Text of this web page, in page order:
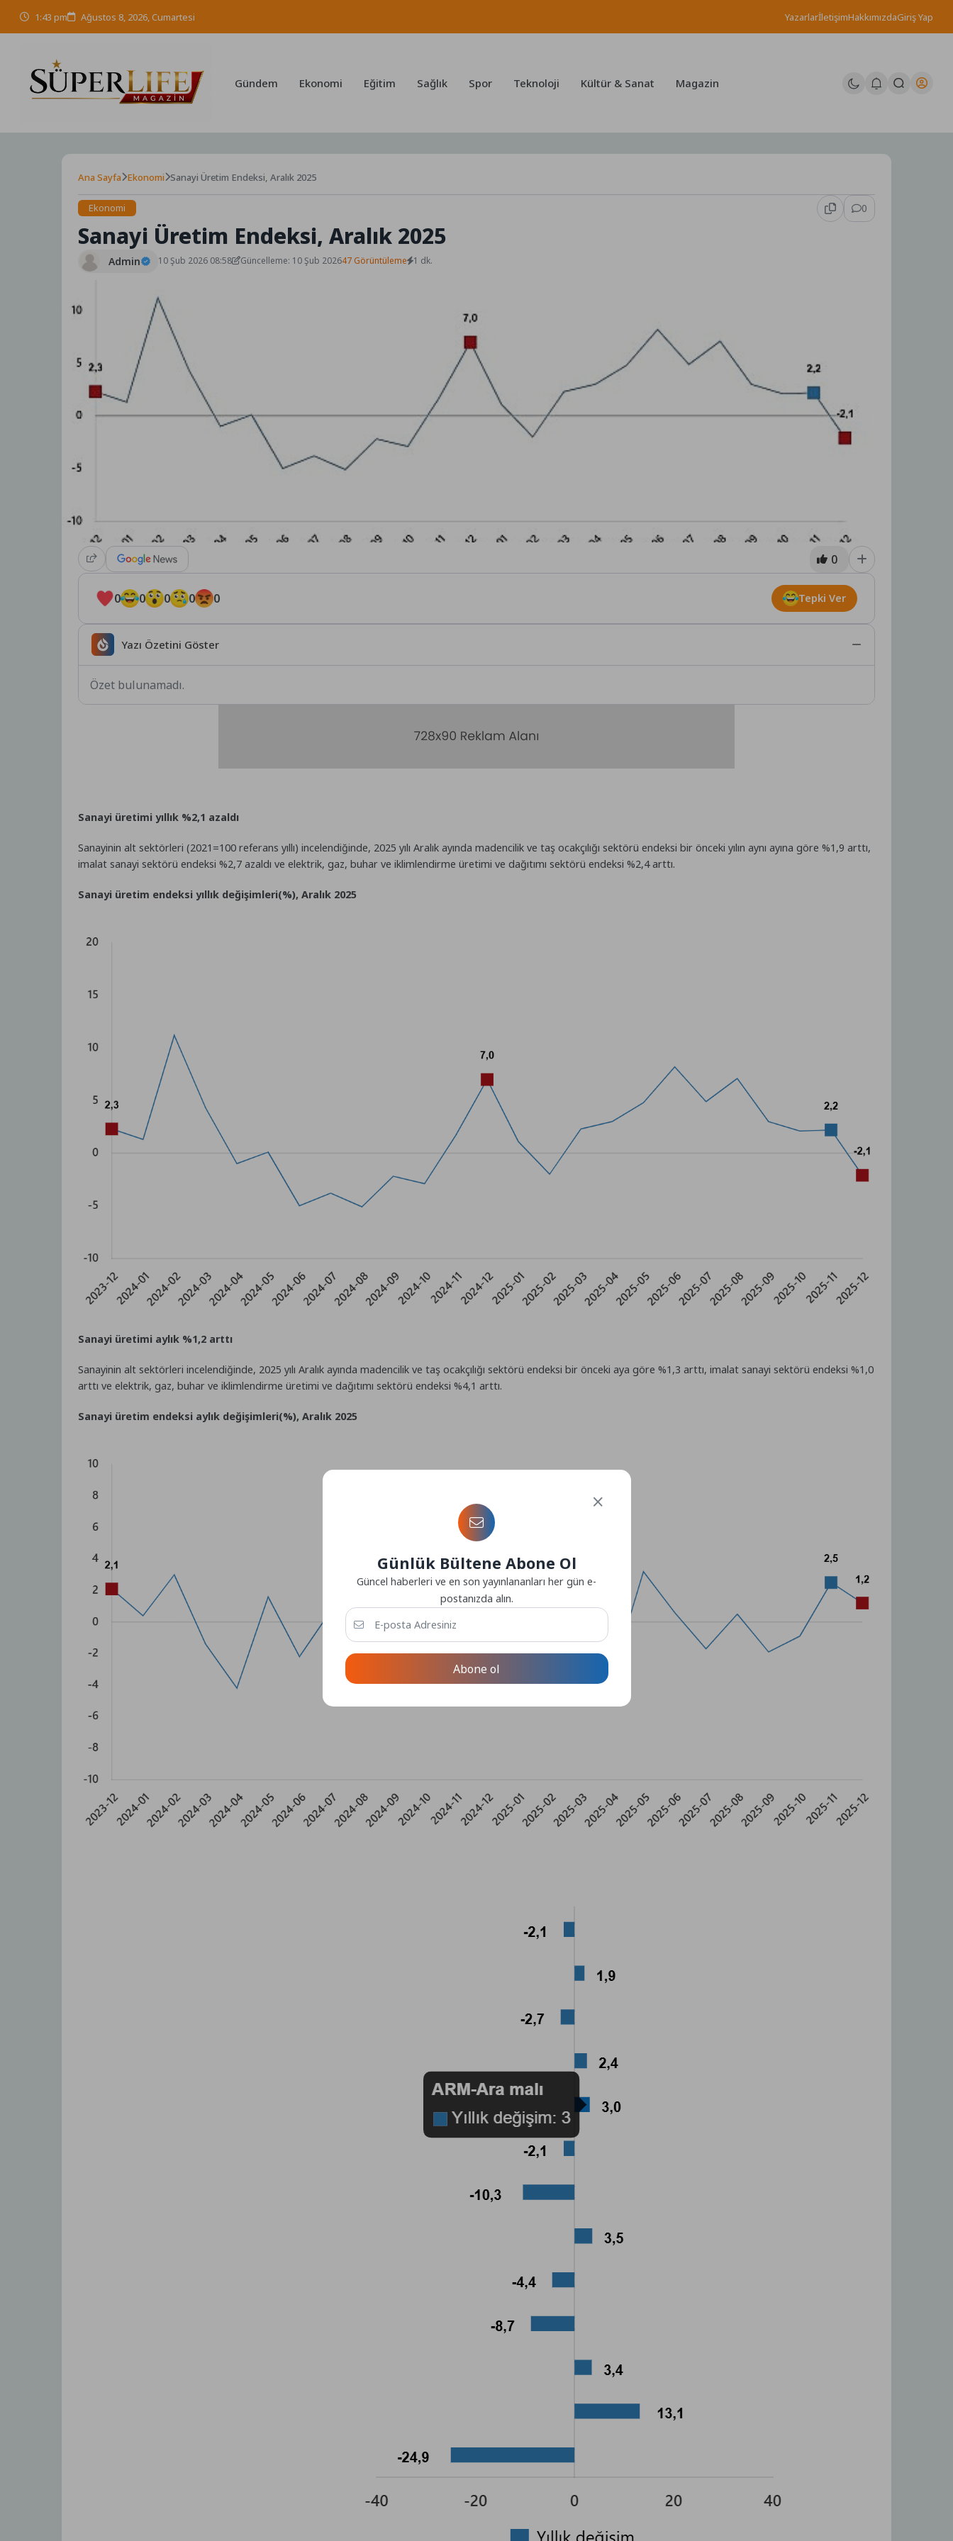
content
1:43 pm Ağustos 8, 2026, Cumartesi YazarlarİletişimHakkımızdaGiriş Yap
Gündem Ekonomi Eğitim Sağlık Spor Teknoloji Kültür & Sanat Magazin
Ana Sayfa Ekonomi Sanayi Üretim Endeksi, Aralık 2025
Ekonomi 0
Sanayi Üretim Endeksi, Aralık 2025
Admin 10 Şub 2026 08:58 Güncelleme: 10 Şub 202647 Görüntüleme 1 dk.
0
0 0 0 0 0 Tepki Ver
Yazı Özetini Göster
Özet bulunamadı.
Sanayi üretimi yıllık %2,1 azaldı
Sanayinin alt sektörleri (2021=100 referans yıllı) incelendiğinde, 2025 yılı Aralık ayında madencilik ve taş ocakçılığı sektörü endeksi bir önceki yılın aynı ayına göre %1,9 arttı,
imalat sanayi sektörü endeksi %2,7 azaldı ve elektrik, gaz, buhar ve iklimlendirme üretimi ve dağıtımı sektörü endeksi %2,4 arttı.
Sanayi üretim endeksi yıllık değişimleri(%), Aralık 2025
Sanayi üretimi aylık %1,2 arttı
Sanayinin alt sektörleri incelendiğinde, 2025 yılı Aralık ayında madencilik ve taş ocakçılığı sektörü endeksi bir önceki aya göre %1,3 arttı, imalat sanayi sektörü endeksi %1,0
arttı ve elektrik, gaz, buhar ve iklimlendirme üretimi ve dağıtımı sektörü endeksi %4,1 arttı.
Sanayi üretim endeksi aylık değişimleri(%), Aralık 2025
Günlük Bültene Abone Ol
Güncel haberleri ve en son yayınlananları her gün e-
postanızda alın.
Abone ol